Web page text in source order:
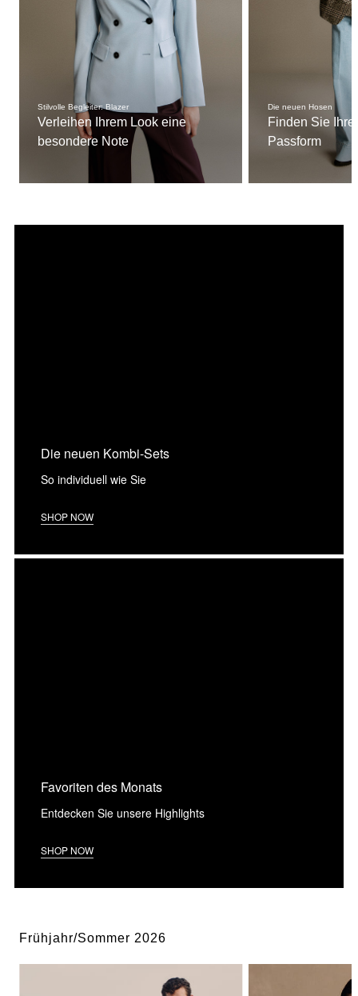
Stilvolle Begleiter: Blazer
Verleihen Ihrem Look eine
besondere Note
Die neuen Hosen
Finden Sie Ihre
Passform
Die neuen Kombi-Sets
So individuell wie Sie
SHOP NOW
Favoriten des Monats
Entdecken Sie unsere Highlights
SHOP NOW
Frühjahr/Sommer 2026